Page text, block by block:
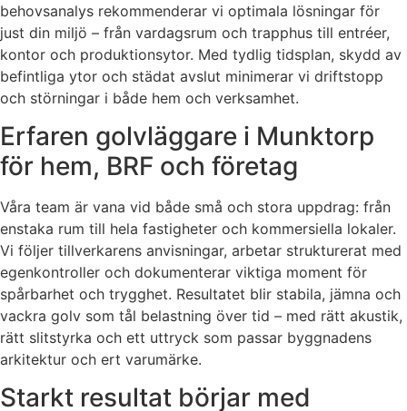
behovsanalys rekommenderar vi optimala lösningar för
just din miljö – från vardagsrum och trapphus till entréer,
kontor och produktionsytor. Med tydlig tidsplan, skydd av
befintliga ytor och städat avslut minimerar vi driftstopp
och störningar i både hem och verksamhet.
Erfaren golvläggare i Munktorp
för hem, BRF och företag
Våra team är vana vid både små och stora uppdrag: från
enstaka rum till hela fastigheter och kommersiella lokaler.
Vi följer tillverkarens anvisningar, arbetar strukturerat med
egenkontroller och dokumenterar viktiga moment för
spårbarhet och trygghet. Resultatet blir stabila, jämna och
vackra golv som tål belastning över tid – med rätt akustik,
rätt slitstyrka och ett uttryck som passar byggnadens
arkitektur och ert varumärke.
Starkt resultat börjar med